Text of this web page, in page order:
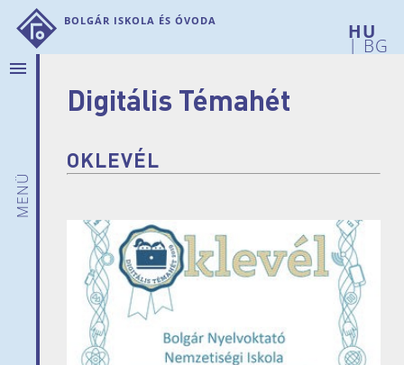
Bolgár Iskola és Óvoda
|BG
menu
menü
Digitális Témahét
OKLEVÉL
Rólunk
Hírek
Bemutatkozunk
Intézményi
Iskolánk
története
Telephelyeink
Pedagógusaink
Szülői
munkaközösség